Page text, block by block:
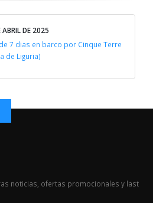
ABRIL DE 2025
7 dias en barco por Cinque Terre
de Liguria)
noticias, ofertas promocionales y last